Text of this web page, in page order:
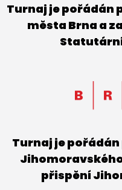
Turnaj je pořádán
města Brna a
Turnaj je
přispění